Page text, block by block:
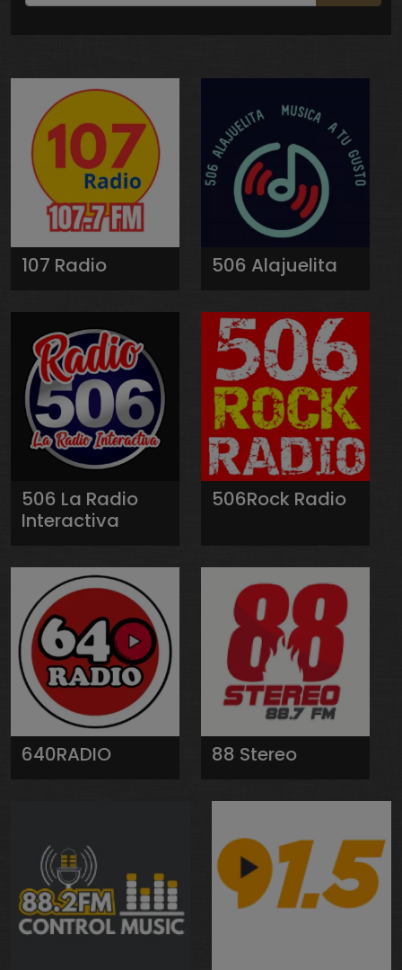
107 Radio 506 Alajuelita
506 La Radio
Interactiva
506Rock Radio
640RADIO 88 Stereo